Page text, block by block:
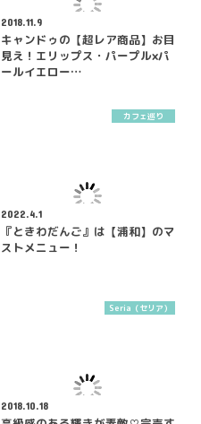
2018.11.9
キャンドゥの【超レア商品】お目
見え！エリップス・パープル×パ
ールイエロー…
カフェ巡り
2022.4.1
『ときわだんご』は【浦和】のマ
ストメニュー！
Seria（セリア）
2018.10.18